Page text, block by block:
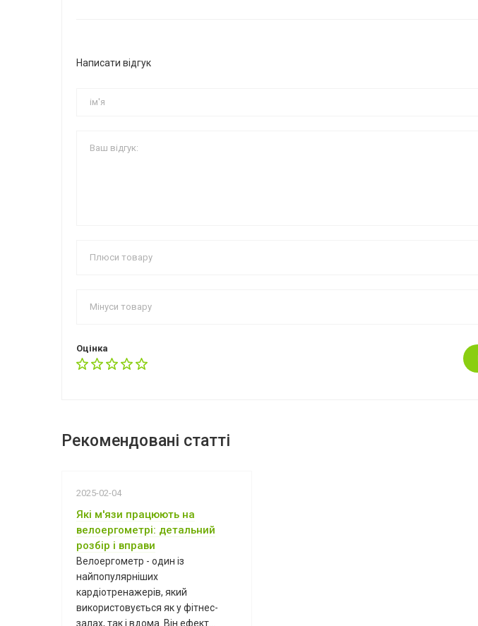
Написати відгук
Оцінка
Рекомендовані статті
2025-02-04
Які м'язи працюють на
велоергометрі: детальний
розбір і вправи
Велоергометр - один із
найпопулярніших
кардіотренажерів, який
використовується як у фітнес-
залах, так і вдома. Він ефект...